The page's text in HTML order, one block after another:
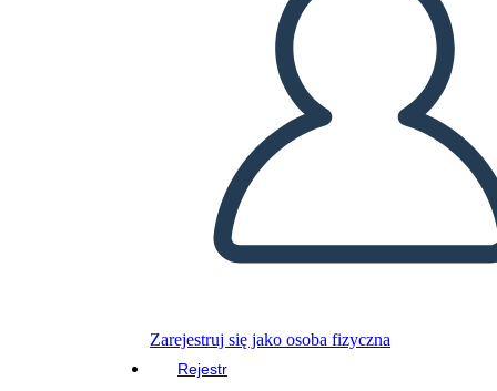
Zarejestruj się jako osoba fizyczna
Rejestr
ODTWARZANIE POKAZU SLAJDÓW
PRZECZYTAJ MI